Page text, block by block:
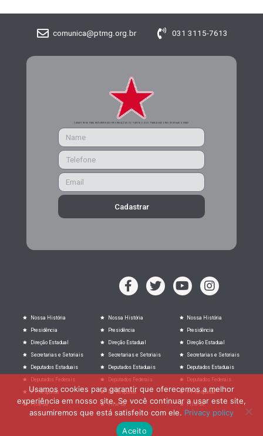
comunica@ptmg.org.br 031 3115-7613
CADASTRE-SE PARA RECEBER MAIS INFORMAÇÕES DO PARTIDO DOS TRABALHADORES DE MINAS GERAIS
Cadastrar
Nossa História
Presidência
Direção Estadual
Secretarias e Setoriais
Deputados Estaduais
Deputados Federais
PT Responde
Filie-se
Nossa História
Presidência
Direção Estadual
Secretarias e Setoriais
Deputados Estaduais
Deputados Federais
PT Responde
Filie-se
Nossa História
Presidência
Direção Estadual
Secretarias e Setoriais
Deputados Estaduais
Deputados Federais
PT Responde
Filie-se
Usamos cookies para garantir que oferecemos a melhor
experiência em nosso site. Se você continuar a usar este site,
assumiremos que está satisfeito com ele. Privacy policy
Aceito